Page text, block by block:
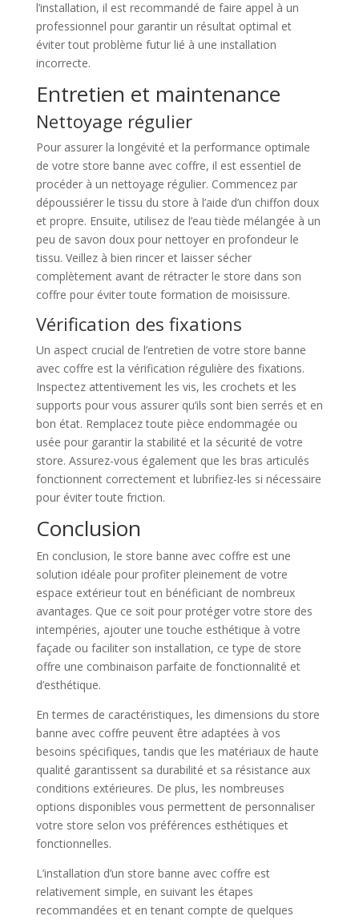
l’installation, il est recommandé de faire appel à un
professionnel pour garantir un résultat optimal et
éviter tout problème futur lié à une installation
incorrecte.
Entretien et maintenance
Nettoyage régulier
Pour assurer la longévité et la performance optimale
de votre store banne avec coffre, il est essentiel de
procéder à un nettoyage régulier. Commencez par
dépoussiérer le tissu du store à l’aide d’un chiffon doux
et propre. Ensuite, utilisez de l’eau tiède mélangée à un
peu de savon doux pour nettoyer en profondeur le
tissu. Veillez à bien rincer et laisser sécher
complètement avant de rétracter le store dans son
coffre pour éviter toute formation de moisissure.
Vérification des fixations
Un aspect crucial de l’entretien de votre store banne
avec coffre est la vérification régulière des fixations.
Inspectez attentivement les vis, les crochets et les
supports pour vous assurer qu’ils sont bien serrés et en
bon état. Remplacez toute pièce endommagée ou
usée pour garantir la stabilité et la sécurité de votre
store. Assurez-vous également que les bras articulés
fonctionnent correctement et lubrifiez-les si nécessaire
pour éviter toute friction.
Conclusion
En conclusion, le store banne avec coffre est une
solution idéale pour profiter pleinement de votre
espace extérieur tout en bénéficiant de nombreux
avantages. Que ce soit pour protéger votre store des
intempéries, ajouter une touche esthétique à votre
façade ou faciliter son installation, ce type de store
offre une combinaison parfaite de fonctionnalité et
d’esthétique.
En termes de caractéristiques, les dimensions du store
banne avec coffre peuvent être adaptées à vos
besoins spécifiques, tandis que les matériaux de haute
qualité garantissent sa durabilité et sa résistance aux
conditions extérieures. De plus, les nombreuses
options disponibles vous permettent de personnaliser
votre store selon vos préférences esthétiques et
fonctionnelles.
L’installation d’un store banne avec coffre est
relativement simple, en suivant les étapes
recommandées et en tenant compte de quelques